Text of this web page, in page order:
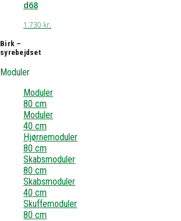
d68
1.730 kr.
Birk –
syrebejdset
Moduler
Moduler
80 cm
Moduler
40 cm
Hjørnemoduler
80 cm
Skabsmoduler
80 cm
Skabsmoduler
40 cm
Skuffemoduler
80 cm